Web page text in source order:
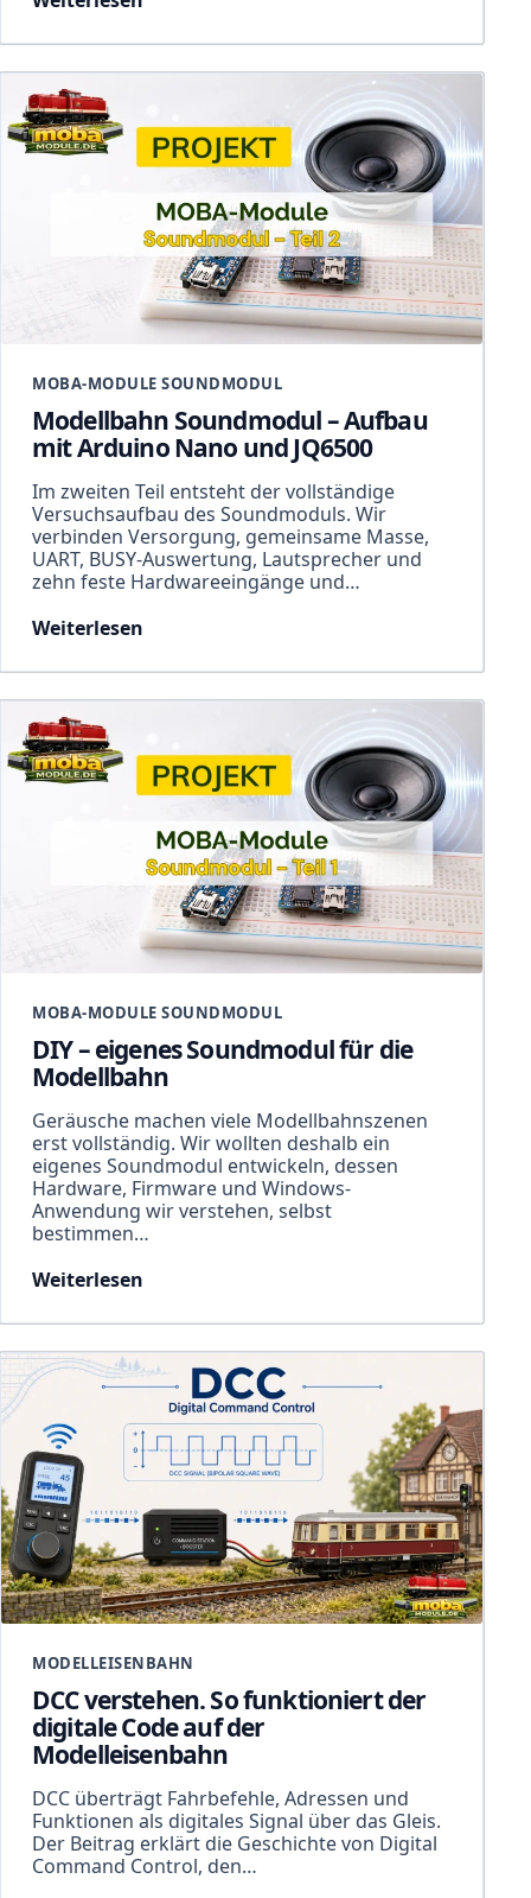
MOBA-MODULE SOUNDMODUL
Modellbahn Soundmodul – Aufbau
mit Arduino Nano und JQ6500
Im zweiten Teil entsteht der vollständige
Versuchsaufbau des Soundmoduls. Wir
verbinden Versorgung, gemeinsame Masse,
UART, BUSY-Auswertung, Lautsprecher und
zehn feste Hardwareeingänge und…
Weiterlesen
MOBA-MODULE SOUNDMODUL
DIY – eigenes Soundmodul für die
Modellbahn
Geräusche machen viele Modellbahnszenen
erst vollständig. Wir wollten deshalb ein
eigenes Soundmodul entwickeln, dessen
Hardware, Firmware und Windows-
Anwendung wir verstehen, selbst
bestimmen…
Weiterlesen
MODELLEISENBAHN
DCC verstehen. So funktioniert der
digitale Code auf der
Modelleisenbahn
DCC überträgt Fahrbefehle, Adressen und
Funktionen als digitales Signal über das Gleis.
Der Beitrag erklärt die Geschichte von Digital
Command Control, den…